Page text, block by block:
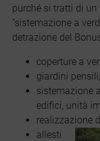
purché si tratti di un
“sistemazione a
detrazione del
coperture a
giardini pensili,
sistemazione
edifici, unità
realizzazione
allesti